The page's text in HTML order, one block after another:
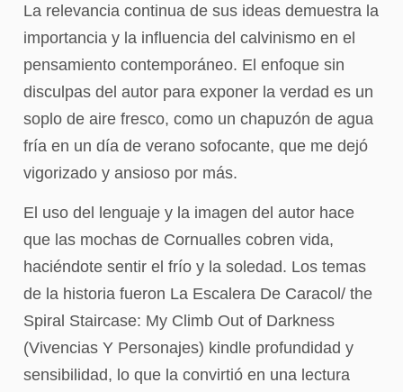
La relevancia continua de sus ideas demuestra la
importancia y la influencia del calvinismo en el
pensamiento contemporáneo. El enfoque sin
disculpas del autor para exponer la verdad es un
soplo de aire fresco, como un chapuzón de agua
fría en un día de verano sofocante, que me dejó
vigorizado y ansioso por más.
El uso del lenguaje y la imagen del autor hace
que las mochas de Cornualles cobren vida,
haciéndote sentir el frío y la soledad. Los temas
de la historia fueron La Escalera De Caracol/ the
Spiral Staircase: My Climb Out of Darkness
(Vivencias Y Personajes) kindle profundidad y
sensibilidad, lo que la convirtió en una lectura